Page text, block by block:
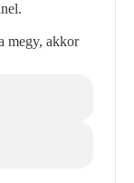
megy, akkor